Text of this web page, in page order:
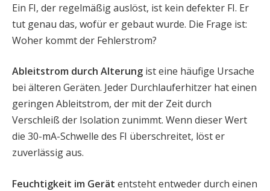
Ein FI, der regelmäßig auslöst, ist kein defekter FI. Er
tut genau das, wofür er gebaut wurde. Die Frage ist:
Woher kommt der Fehlerstrom?
Ableitstrom durch Alterung ist eine häufige Ursache
bei älteren Geräten. Jeder Durchlauferhitzer hat einen
geringen Ableitstrom, der mit der Zeit durch
Verschleiß der Isolation zunimmt. Wenn dieser Wert
die 30-mA-Schwelle des FI überschreitet, löst er
zuverlässig aus.
Feuchtigkeit im Gerät entsteht entweder durch einen